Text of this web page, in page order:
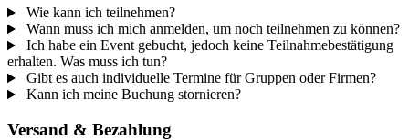
Wie kann ich teilnehmen?
Wann muss ich mich anmelden, um noch teilnehmen zu können?
Ich habe ein Event gebucht, jedoch keine Teilnahmebestätigung
erhalten. Was muss ich tun?
Gibt es auch individuelle Termine für Gruppen oder Firmen?
Kann ich meine Buchung stornieren?
Versand & Bezahlung